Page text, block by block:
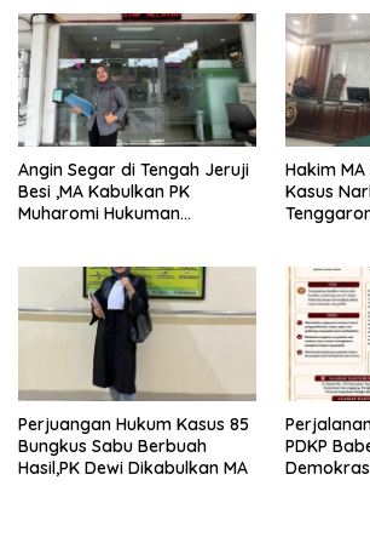
Angin Segar di Tengah Jeruji
Besi ,MA Kabulkan PK
Muharomi Hukuman
Hakim
Kasus
Perjuangan Hukum Kasus 85
Bungkus Sabu Berbuah
Hasil,PK Dewi Dikabulkan MA
PDKP